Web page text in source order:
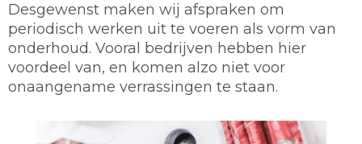
Desgewenst maken wij afspraken om
periodisch werken uit te voeren als vorm van
onderhoud. Vooral bedrijven hebben hier
voordeel van, en komen alzo niet voor
onaangename verrassingen te staan.